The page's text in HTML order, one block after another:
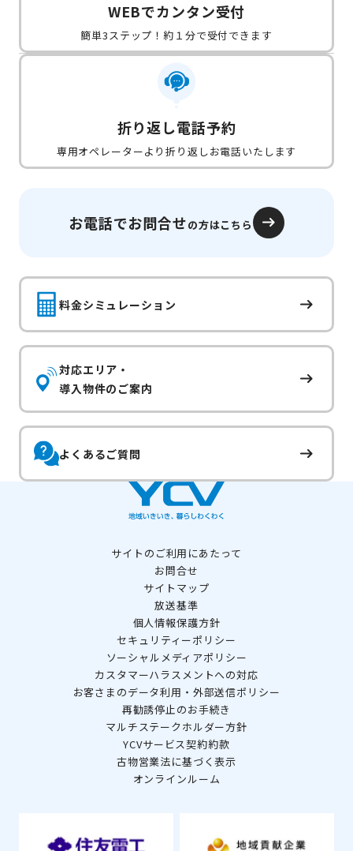
WEBでカンタン受付
簡単3ステップ！約１分で受付できます
折り返し電話予約
専用オペレーターより折り返しお電話いたします
お電話でお問合せの方はこちら
料金シミュレーション
対応エリア・
導入物件のご案内
よくあるご質問
サイトのご利用にあたって
お問合せ
サイトマップ
放送基準
個人情報保護方針
セキュリティーポリシー
ソーシャルメディアポリシー
カスタマーハラスメントへの対応
お客さまのデータ利用・外部送信ポリシー
再勧誘停止のお手続き
マルチステークホルダー方針
YCVサービス契約約款
古物営業法に基づく表示
オンラインルーム